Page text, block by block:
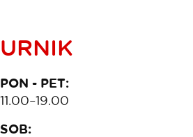
URNIK
PON - PET:
11.00–19.00
SOB: